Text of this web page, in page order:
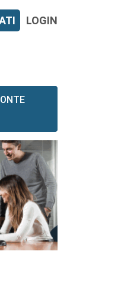
LOGIN